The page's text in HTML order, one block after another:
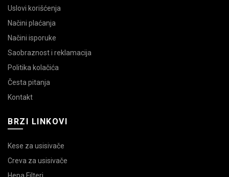
Uslovi korišćenja
Načini plaćanja
Načini isporuke
Saobraznost i reklamacija
Politika kolačića
Česta pitanja
Kontakt
BRZI LINKOVI
Kese za usisivače
Creva za usisivače
Hepa Filteri